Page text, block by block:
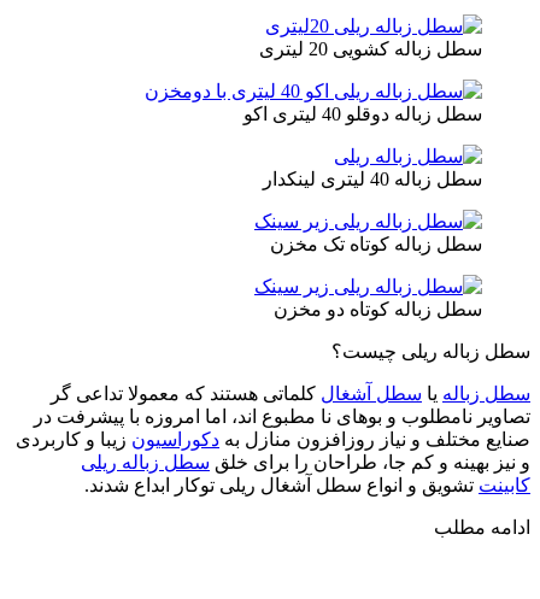
سطل زباله کشویی 20 لیتری
سطل زباله دوقلو 40 لیتری اکو
سطل زباله 40 لیتری لینکدار
سطل زباله کوتاه تک مخزن
سطل زباله کوتاه دو مخزن
سطل زباله ریلی چیست؟
سطل زباله یا سطل آشغال کلماتی هستند که معمولا تداعی گر
تصاویر نامطلوب و بوهای نا مطبوع اند، اما امروزه با پیشرفت در
صنایع مختلف و نیاز روزافزون منازل به دکوراسیون زیبا و کاربردی
و نیز بهینه و کم جا، طراحان را برای خلق سطل زباله ریلی
کابینت تشویق و انواع سطل آشغال ریلی توکار ابداع شدند.
ادامه مطلب